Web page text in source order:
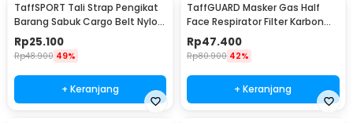
TaffSPORT Tali Strap Pengikat
Barang Sabuk Cargo Belt Nylon
5M - XR2
Rp25.100
Rp48.900 49%
+ Keranjang
TaffGUARD Masker Gas Half
Face Respirator Filter Karbon
Aktif KN95 - 6200
Rp47.400
Rp80.900 42%
+ Keranjang